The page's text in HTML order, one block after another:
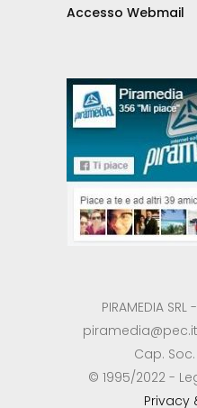
Accesso Webmail
PIRAMEDIA
piramedia@pec.it
Cap.
© 1995/2022 -
Privacy